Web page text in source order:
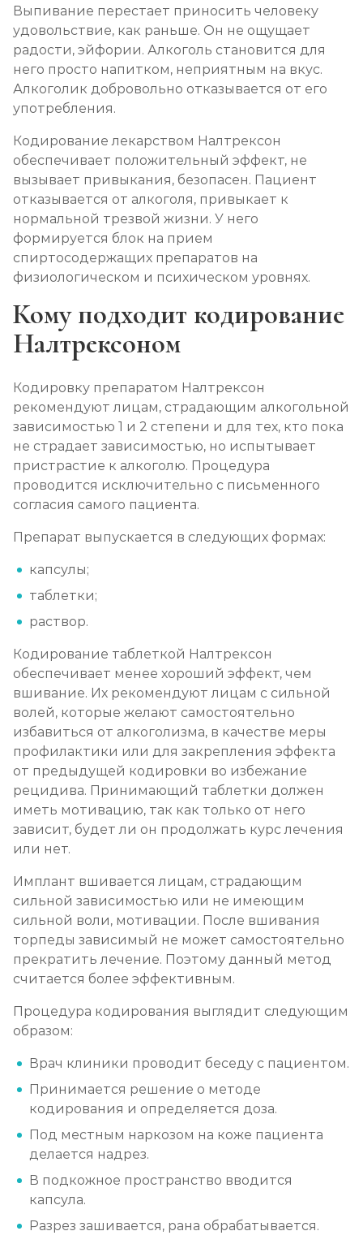
от 2 500 ₽ Записаться
Мотивация на лечение алкоголизма
от 3 000 ₽ Записаться
Лечение алкоголизма на дому
от 3 000 ₽ Записаться
Лечение алкоголизма амбулаторно
от 1 500 ₽/сеанс
Лечение алкоголизма в стационаре (сутки)
от 3 500 ₽
Лечение пивного алкоголизма
Лечение винного алкоголизма
от 3 500 ₽/сутки Записаться
Лечение подросткового алкоголизма
Социализация алкоголиков
от 1 000 ₽/сеанс
Выпивание перестает приносить человеку
удовольствие, как раньше. Он не ощущает
радости, эйфории. Алкоголь становится для
него просто напитком, неприятным на вкус.
Алкоголик добровольно отказывается от его
употребления.
Кодирование лекарством Налтрексон
обеспечивает положительный эффект, не
вызывает привыкания, безопасен. Пациент
отказывается от алкоголя, привыкает к
нормальной трезвой жизни. У него
формируется блок на прием
спиртосодержащих препаратов на
физиологическом и психическом уровнях.
Кому подходит кодирование
Налтрексоном
Кодировку препаратом Налтрексон
рекомендуют лицам, страдающим алкогольной
зависимостью 1 и 2 степени и для тех, кто пока
не страдает зависимостью, но испытывает
пристрастие к алкоголю. Процедура
проводится исключительно с письменного
согласия самого пациента.
Препарат выпускается в следующих формах:
капсулы;
таблетки;
раствор.
Кодирование таблеткой Налтрексон
обеспечивает менее хороший эффект, чем
вшивание. Их рекомендуют лицам с сильной
волей, которые желают самостоятельно
избавиться от алкоголизма, в качестве меры
профилактики или для закрепления эффекта
от предыдущей кодировки во избежание
рецидива. Принимающий таблетки должен
иметь мотивацию, так как только от него
зависит, будет ли он продолжать курс лечения
или нет.
Имплант вшивается лицам, страдающим
сильной зависимостью или не имеющим
сильной воли, мотивации. После вшивания
торпеды зависимый не может самостоятельно
прекратить лечение. Поэтому данный метод
считается более эффективным.
Процедура кодирования выглядит следующим
образом:
Врач клиники проводит беседу с пациентом.
Принимается решение о методе
кодирования и определяется доза.
Под местным наркозом на коже пациента
делается надрез.
В подкожное пространство вводится
капсула.
Разрез зашивается, рана обрабатывается.